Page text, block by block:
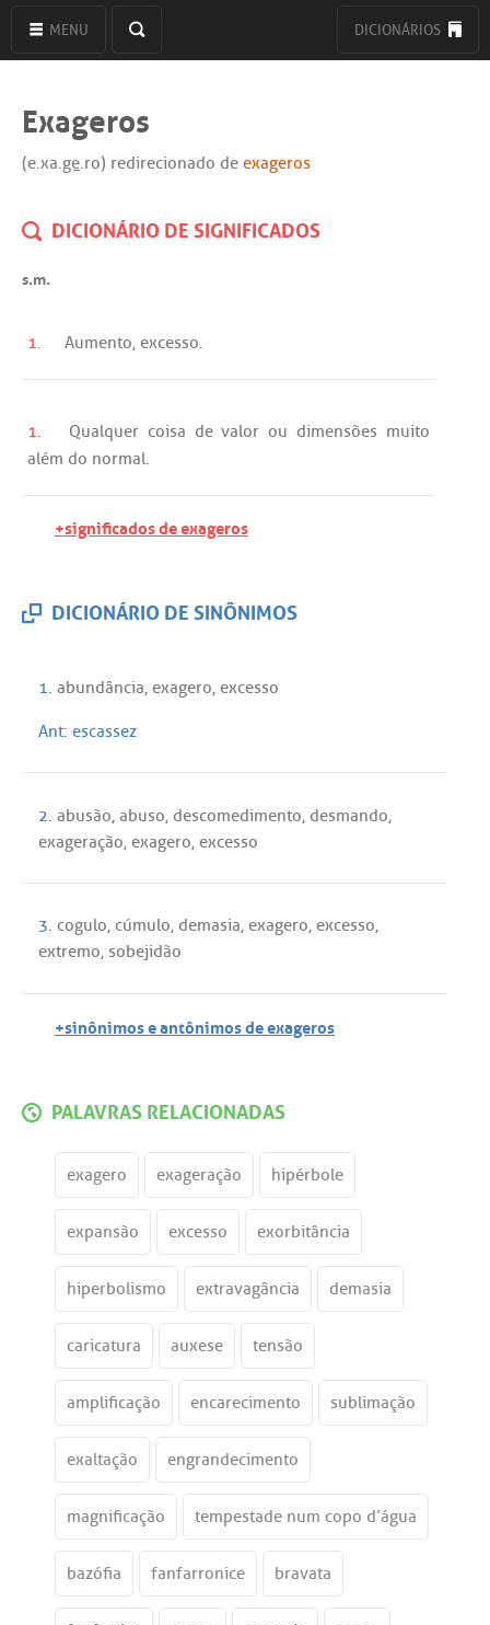
MENU DICIONÁRIOS
Exageros
(e.xa.ge.ro) redirecionado de exageros
DICIONÁRIO DE SIGNIFICADOS
s.m.
1. Aumento, excesso.
1. Qualquercoisa de valor ou dimensões muito
além do normal.
+significados de exageros
DICIONÁRIO DE SINÔNIMOS
1. abundância, exagero, excesso
Ant: escassez
2. abusão, abuso, descomedimento, desmando,
exageração, exagero, excesso
3. cogulo, cúmulo, demasia, exagero, excesso,
extremo, sobejidão
+sinônimos e antônimos de exageros
PALAVRAS RELACIONADAS
exagero exageração hipérbole
expansão excesso exorbitância
hiperbolismo extravagância demasia
caricatura auxese tensão
amplificação encarecimento sublimação
exaltação engrandecimento
magnificação tempestade num copo d’água
bazófia fanfarronice bravata